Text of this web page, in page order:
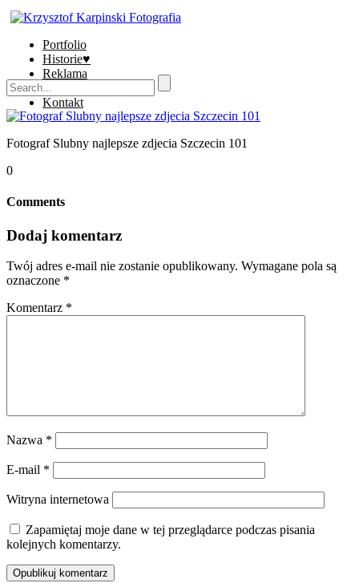
Portfolio
Historie♥
Reklama
Sklep
Kontakt
Fotograf Slubny najlepsze zdjecia Szczecin 101
0
Comments
Dodaj komentarz
Twój adres e-mail nie zostanie opublikowany. Wymagane pola są
oznaczone *
Komentarz *
Nazwa *
E-mail *
Witryna internetowa
Zapamiętaj moje dane w tej przeglądarce podczas pisania
kolejnych komentarzy.